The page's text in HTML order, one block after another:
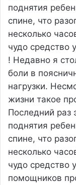
поднятия
спине, что
несколько
чудо средство
! Недавно я
боли в
нагрузки.
жизни такое
Последний раз
поднятия
спине, что
несколько
чудо средство
помощников